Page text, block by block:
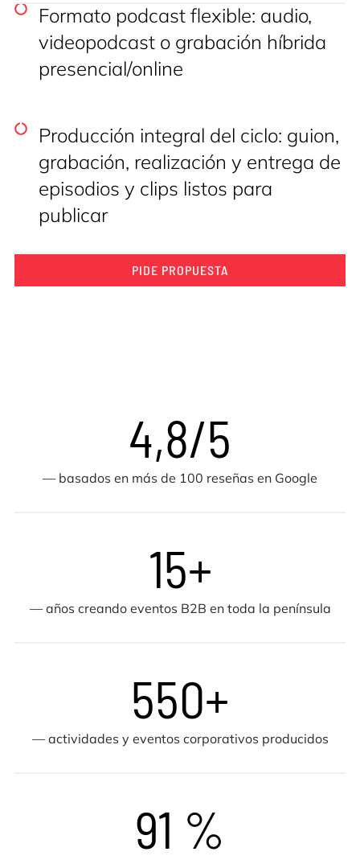
Formato podcast flexible: audio,
videopodcast o grabación híbrida
presencial/online
Producción integral del ciclo: guion,
grabación, realización y entrega de
episodios y clips listos para
publicar
PIDE PROPUESTA
4,8/5
— basados en más de 100 reseñas en Google
15+
— años creando eventos B2B en toda la península
550+
— actividades y eventos corporativos producidos
91 %